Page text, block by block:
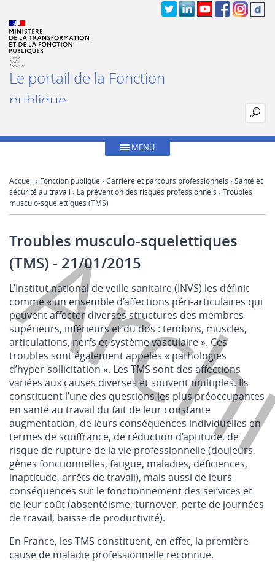
Le portail de la Fonction
publique
MENU
Accueil › Fonction publique › Carrière et parcours professionnels › Santé et
sécurité au travail › La prévention des risques professionnels › Troubles
musculo-squelettiques (TMS)
Troubles musculo-squelettiques
(TMS) - 21/01/2015
L’Institut national de veille sanitaire (INVS) les définit
comme « un ensemble d’affections péri-articulaires qui
peuvent affecter diverses structures des membres
supérieurs, inférieurs et du dos : tendons, muscles,
articulations, nerfs et système vasculaire ». Ces
troubles sont également appelés « pathologies
d’hyper-sollicitation ». Les TMS sont des affections
variées aux causes diverses et souvent multiples. Ils
constituent l’une des questions les plus préoccupantes
en santé au travail du fait de leur constante
augmentation, de leurs conséquences individuelles en
termes de souffrance, de réduction d’aptitude, de
risque de rupture de la vie professionnelle (douleurs,
gênes fonctionnelles, fatigue, maladies, déficiences,
inaptitude, arrêts de travail), mais aussi de leurs
conséquences sur le fonctionnement des services et
de leur coût (absentéisme, turnover, perte de journées
de travail, baisse de productivité).
En France, les TMS constituent, en effet, la première
cause de maladie professionnelle reconnue.